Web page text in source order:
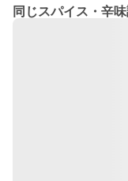
同じスパイス・辛